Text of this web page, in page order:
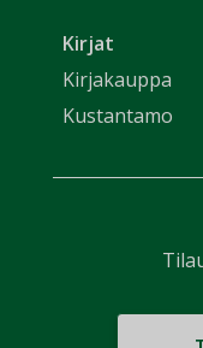
Kirjat
Kirjakauppa
Kustantamo